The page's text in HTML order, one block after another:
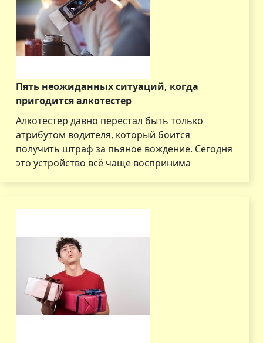
Пять неожиданных ситуаций, когда
пригодится алкотестер
Алкотестер давно перестал быть только
атрибутом водителя, который боится
получить штраф за пьяное вождение. Сегодня
это устройство всё чаще воспринима